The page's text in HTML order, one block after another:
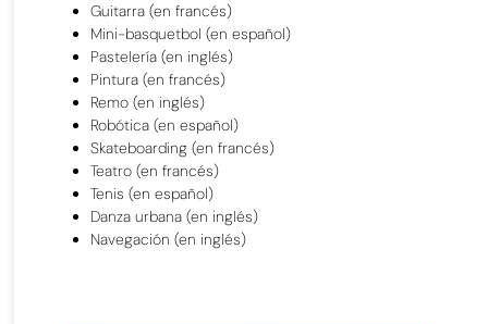
Guitarra (en francés)
Mini-basquetbol (en español)
Pastelería (en inglés)
Pintura (en francés)
Remo (en inglés)
Robótica (en español)
Skateboarding (en francés)
Teatro (en francés)
Tenis (en español)
Danza urbana (en inglés)
Navegación (en inglés)